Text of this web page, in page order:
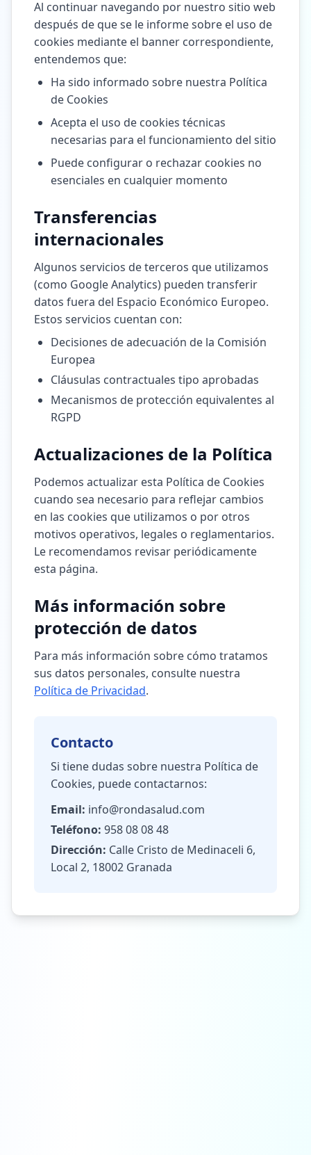
Al continuar navegando por nuestro sitio web
después de que se le informe sobre el uso de
cookies mediante el banner correspondiente,
entendemos que:
Ha sido informado sobre nuestra Política
de Cookies
Acepta el uso de cookies técnicas
necesarias para el funcionamiento del sitio
Puede configurar o rechazar cookies no
esenciales en cualquier momento
Transferencias
internacionales
Algunos servicios de terceros que utilizamos
(como Google Analytics) pueden transferir
datos fuera del Espacio Económico Europeo.
Estos servicios cuentan con:
Decisiones de adecuación de la Comisión
Europea
Cláusulas contractuales tipo aprobadas
Mecanismos de protección equivalentes al
RGPD
Actualizaciones de la Política
Podemos actualizar esta Política de Cookies
cuando sea necesario para reflejar cambios
en las cookies que utilizamos o por otros
motivos operativos, legales o reglamentarios.
Le recomendamos revisar periódicamente
esta página.
Más información sobre
protección de datos
Para más información sobre cómo tratamos
sus datos personales, consulte nuestra
Política de Privacidad.
Contacto
Si tiene dudas sobre nuestra Política de
Cookies, puede contactarnos:
Email: info@rondasalud.com
Teléfono: 958 08 08 48
Dirección: Calle Cristo de Medinaceli 6,
Local 2, 18002 Granada